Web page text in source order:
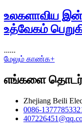
உலகளாவிய
உத்வேகம்
......
மேலும் காண்க+
எங்களை
Zhejiang Beili
0086-